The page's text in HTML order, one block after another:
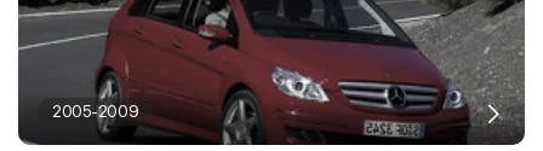
2005-2009